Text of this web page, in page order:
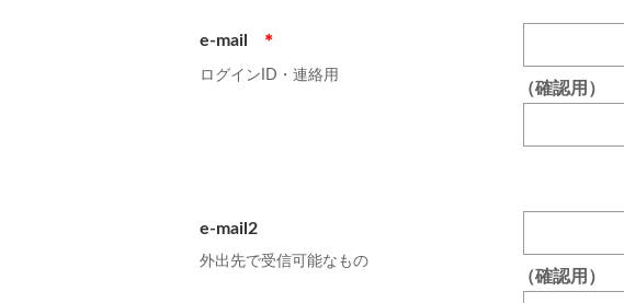
e-mail ＊
ログインID・連絡用
（確認用）
e-mail2
外出先で受信可能なもの
（確認用）